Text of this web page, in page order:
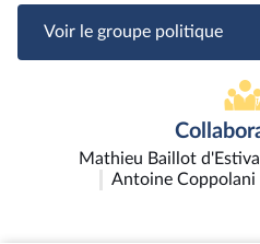
Voir le groupe politique
Mathieu Baillot
Antoine Coppolani